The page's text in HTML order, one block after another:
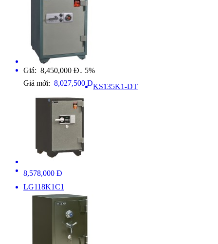
Giá: 8,450,000 Đ ↓ 5%
Giá mới: 8,027,500 ĐKS135K1-DT
8,578,000 Đ
LG118K1C1